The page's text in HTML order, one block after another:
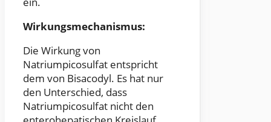
Wirkungsmechanismus:
Die Wirkung von
Natriumpicosulfat entspricht
dem von Bisacodyl. Es hat nur
den Unterschied, dass
Natriumpicosulfat nicht den